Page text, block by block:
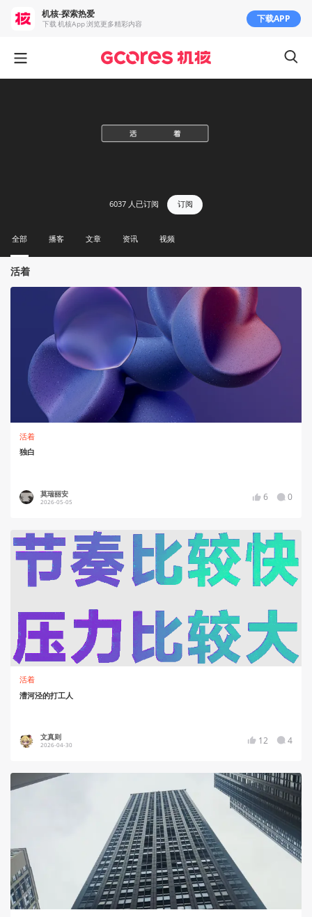
6037 人已订阅 订阅
全部 播客 文章 资讯 视频
活着
活着
独白
莫瑞丽安
2026-05-05 6 0
活着
漕河泾的打工人
文真则
2026-04-30 12 4
机核-探索热爱
下载 机核App 浏览更多精彩内容 下载APP